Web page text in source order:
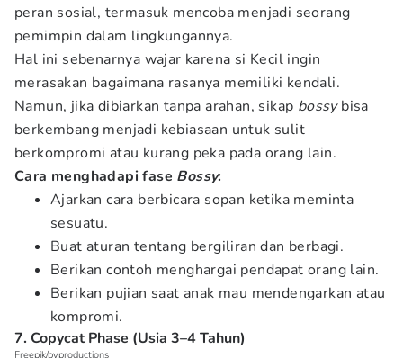
peran sosial, termasuk mencoba menjadi seorang
pemimpin dalam lingkungannya.
Hal ini sebenarnya wajar karena si Kecil ingin
merasakan bagaimana rasanya memiliki kendali.
Namun, jika dibiarkan tanpa arahan, sikap bossybisa
berkembang menjadi kebiasaan untuk sulit
berkompromi atau kurang peka pada orang lain.
Cara menghadapi fase Bossy:
Ajarkan cara berbicara sopan ketika meminta
sesuatu.
Buat aturan tentang bergiliran dan berbagi.
Berikan contoh menghargai pendapat orang lain.
Berikan pujian saat anak mau mendengarkan atau
kompromi.
7. Copycat Phase (Usia 3–4 Tahun)
Freepik/pvproductions